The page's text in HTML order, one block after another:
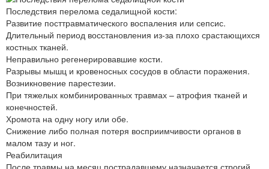
Последствия перелома седалищной кости:
Развитие посттравматического воспаления или сепсис.
Длительный период восстановления из-за плохо срастающихся
костных тканей.
Неправильно регенерировавшие кости.
Разрывы мышц и кровеносных сосудов в области поражения.
Возникновение парестезии.
При тяжелых комбинированных травмах – атрофия тканей и
конечностей.
Хромота на одну ногу или обе.
Снижение либо полная потеря восприимчивости органов в
малом тазу и ног.
Реабилитация
После травмы на месяц пострадавшему назначается строгий